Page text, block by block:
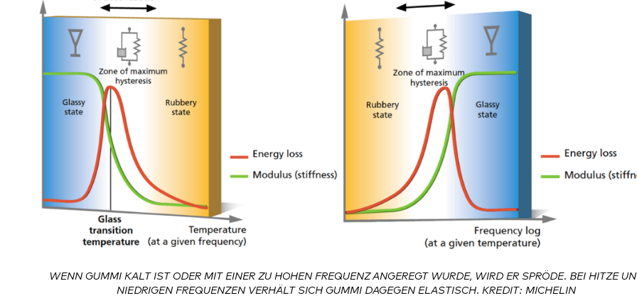
WENN GUMMI KALT IST ODER MIT EINER ZU HOHEN FREQUENZ ANGEREGT WURDE, WIRD ER SPRÖDE. BEI HITZE
NIEDRIGEN FREQUENZEN VERHÄLT SICH GUMMI DAGEGEN ELASTISCH. KREDIT: MICHELIN